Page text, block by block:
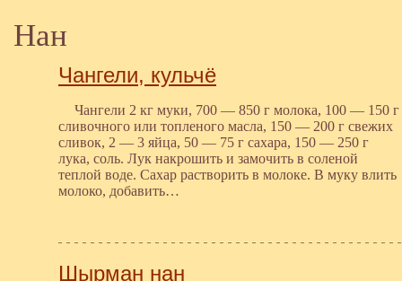
Нан
Чангели, кульчё
Чангели 2 кг муки, 700 — 850 г молока, 100 — 150 г
сливочного или топленого масла, 150 — 200 г свежих
сливок, 2 — 3 яйца, 50 — 75 г сахара, 150 — 250 г
лука, соль. Лук накрошить и замочить в соленой
теплой воде. Сахар растворить в молоке. В муку влить
молоко, добавить…
Шырман нан